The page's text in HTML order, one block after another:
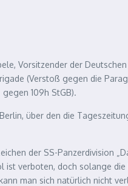
Vorsitzender der
(Verstoß gegen die
109h StGB).
über den die
der SS-Panzerdivision
verboten, doch solange die
man sich natürlich nicht